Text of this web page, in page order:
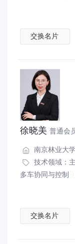
交换名片
徐晓美 普通会
南京林业大
技术领域：
多车协同与控制
交换名片